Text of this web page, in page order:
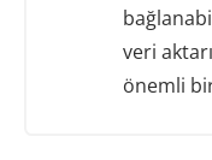
veri
önemli